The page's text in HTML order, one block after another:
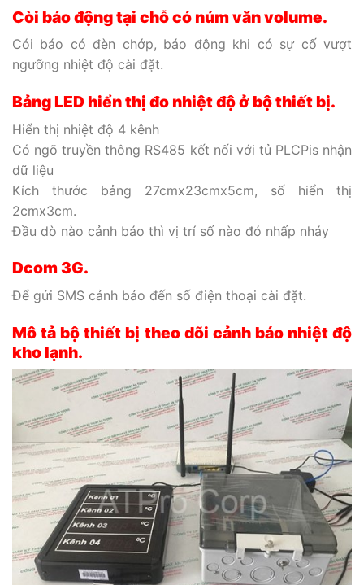
Còi báo động tại chỗ có núm văn volume.
Cói báo có đèn chớp, báo động khi có sự cố vượt
ngưỡng nhiệt độ cài đặt.
Bảng LED hiển thị đo nhiệt độ ở bộ thiết bị.
Hiển thị nhiệt độ 4 kênh
Có ngõ truyền thông RS485 kết nối với tủ PLCPis nhận
dữ liệu
Kích thước bảng 27cmx23cmx5cm, số hiển thị
2cmx3cm.
Đầu dò nào cảnh báo thì vị trí số nào đó nhấp nháy
Dcom 3G.
Để gửi SMS cảnh báo đến số điện thoại cài đặt.
Mô tả bộ thiết bị theo dõi cảnh báo nhiệt độ
kho lạnh.